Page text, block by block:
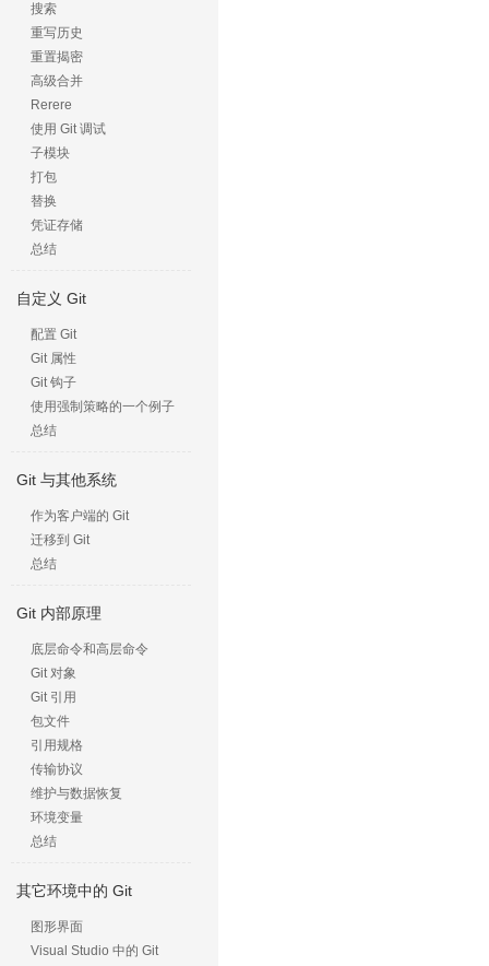
搜索
重写历史
重置揭密
高级合并
Rerere
使用 Git 调试
子模块
打包
替换
凭证存储
总结
自定义 Git
配置 Git
Git 属性
Git 钩子
使用强制策略的一个例子
总结
Git 与其他系统
作为客户端的 Git
迁移到 Git
总结
Git 内部原理
底层命令和高层命令
Git 对象
Git 引用
包文件
引用规格
传输协议
维护与数据恢复
环境变量
总结
其它环境中的 Git
图形界面
Visual Studio 中的 Git